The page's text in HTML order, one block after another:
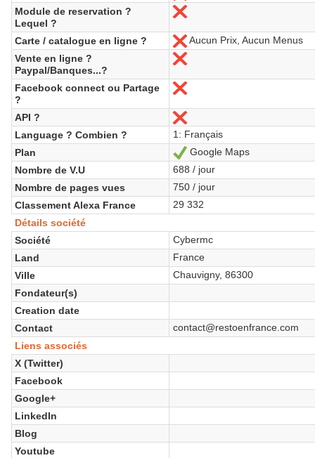
Module de reservation ?
Lequel ?
Nein
Carte / catalogue en ligne ? Nein
Aucun Prix, Aucun Menus
Vente en ligne ?
Paypal/Banques...?
Nein
Facebook connect ou Partage
?
Nein
API ?
Nein
Language ? Combien ?
1: Français
Plan
Ja
Google Maps
Nombre de V.U
688 / jour
Nombre de pages vues
750 / jour
Classement Alexa France
29 332
Détails société
Société
Cybermc
Land
France
Ville
Chauvigny, 86300
Fondateur(s)
Creation date
Contact
contact@restoenfrance.com
Liens associés
X (Twitter)
Facebook
Google+
LinkedIn
Blog
Youtube